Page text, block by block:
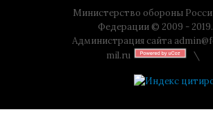
Министерство обороны
Федерации © 2009 - 2019.
Администрация сайта
mil.ru